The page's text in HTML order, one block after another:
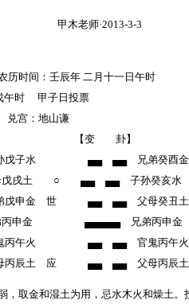
甲木老师·2013-3-3
历时间：壬辰年 二月十一日午时
午时 甲子日投票
地山谦
】 【变 卦】
水 ▄▄ ▄▄ 兄弟癸
土 ○ ▄▄ ▄▄ 子孙癸亥水
金 世 ▄▄ ▄▄ 父母癸
金 ▄▄▄▄▄ 兄弟丙申
鬼丙午火 ▄▄ ▄▄ 官鬼丙午
土 应 ▄▄ ▄▄ 父母丙辰
，取金和湿土为用，忌水木火和燥土